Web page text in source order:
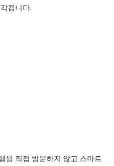
됩니다.
을 직접 방문하지 않고 스마트